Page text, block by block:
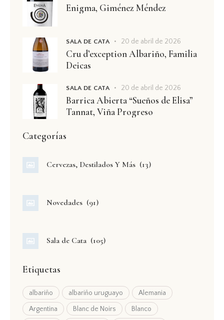
Enigma, Giménez Méndez
SALA DE CATA 20 de abril de 2026
Cru d’exception Albariño, Familia
Deicas
SALA DE CATA 20 de abril de 2026
Barrica Abierta “Sueños de Elisa”
Tannat, Viña Progreso
Categorías
Cervezas, Destilados Y Más (13)
Novedades (91)
Sala de Cata (105)
Etiquetas
albariño albariño uruguayo
Alemania
Argentina
Blanc de Noirs
Blanco